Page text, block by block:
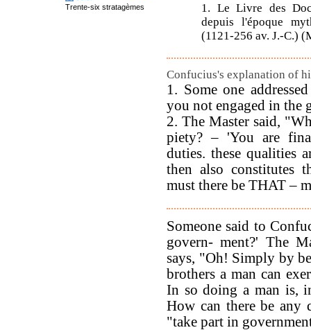
1. Le Livre des
depuis l'époque
(1121-256 av. J.-C.)
Confucius's explanation of
1. Some one
you not engaged in the
2. The Master said,
piety? – 'You are
duties. these qualities
then also constitutes
must there be THAT –
Someone said to
govern- ment?' The
says, "Oh! Simply by
brothers a man can
In so doing a man is,
How can there be any
"take part in
Trente-six stratagèmes